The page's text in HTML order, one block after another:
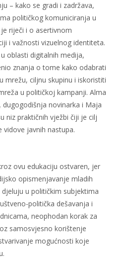
– kako se gradi i zadržava,
političkog komuniciranja u
riječi i o asertivnom
i važnosti vizuelnog identiteta.
oblasti digitalnih medija,
znanja o tome kako odabrati
mrežu, ciljnu skupinu i iskoristiti
u političkoj kampanji. Alma
dugogodišnja novinarka i Maja
niz praktičnih vježbi čiji je cilj
vidove javnih nastupa.
ovu edukaciju ostvaren, jer
opismenjavanje mladih
u političkim subjektima
politička dešavanja i
neophodan korak za
samosvjesno korištenje
mogućnosti koje